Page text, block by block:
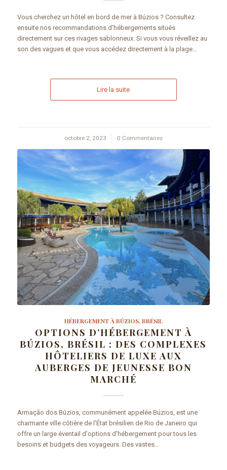
Vous cherchez un hôtel en bord de mer à Búzios ? Consultez
ensuite nos recommandations d'hébergements situés
directement sur ces rivages sablonneux. Si vous vous réveillez au
son des vagues et que vous accédez directement à la plage…
Lire la suite
octobre 2, 2023
/ 0 Commentaires
HÉBERGEMENT À BÚZIOS, BRÉSIL
OPTIONS D’HÉBERGEMENT À
BÚZIOS, BRÉSIL : DES COMPLEXES
HÔTELIERS DE LUXE AUX
AUBERGES DE JEUNESSE BON
MARCHÉ
Armação dos Búzios, communément appelée Búzios, est une
charmante ville côtière de l'État brésilien de Rio de Janeiro qui
offre un large éventail d'options d'hébergement pour tous les
besoins et budgets des voyageurs. Des vastes…